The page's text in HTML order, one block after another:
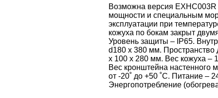
Возможна версия
мощности и специальным
эксплуатации при
кожуха по бокам закрыт
Уровень защиты – IP65.
d180 х 380 мм.
х 100 х 280 мм. Вес кожуха –
Вес кронштейна настенного
от -20˚ до +50 ˚С. Питание –
Энергопотребление